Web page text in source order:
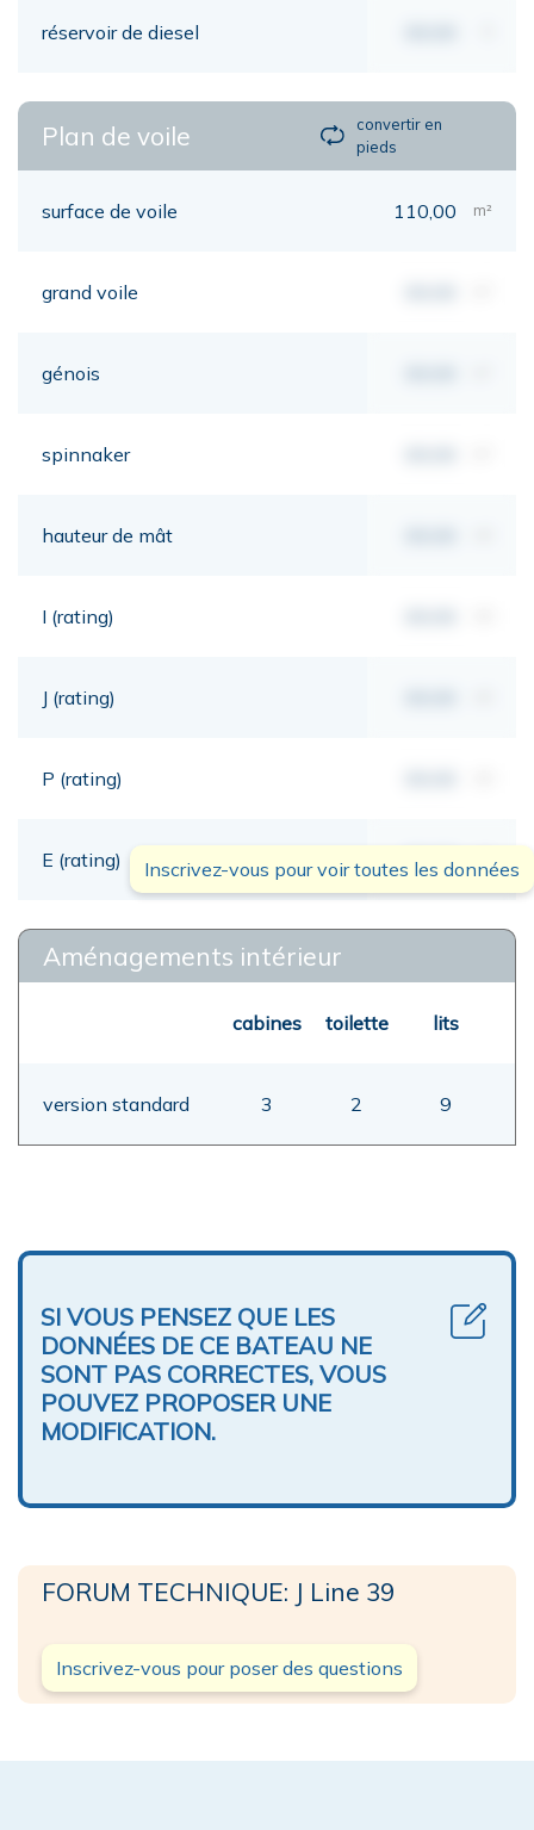
réservoir de diesel
Plan de voile
convertir en
pieds
surface de voile 110,00 m²
grand voile
génois
spinnaker
hauteur de mât
I (rating)
J (rating)
P (rating)
E (rating) 00,00
Inscrivez-vous pour voir toutes les données
Aménagements intérieur
cabines toilette lits
version standard 3 2 9
SI VOUS PENSEZ QUE LES
DONNÉES DE CE BATEAU NE
SONT PAS CORRECTES, VOUS
POUVEZ PROPOSER UNE
MODIFICATION.
FORUM TECHNIQUE: J Line 39
Inscrivez-vous pour poser des questions